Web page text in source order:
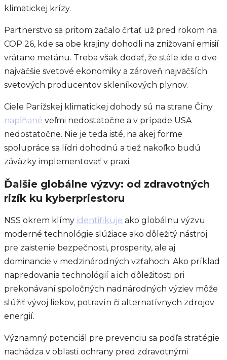
klimatickej krízy.
Partnerstvo sa pritom začalo črtať už pred rokom na
COP 26, kde sa obe krajiny dohodli na znižovaní emisií
vrátane metánu. Treba však dodať, že stále ide o dve
najväčšie svetové ekonomiky a zároveň najväčších
svetových producentov skleníkových plynov.
Ciele Parížskej klimatickej dohody sú na strane Číny
napĺňané veľmi nedostatočne a v prípade USA
nedostatočne. Nie je teda isté, na akej forme
spolupráce sa lídri dohodnú a tiež nakoľko budú
záväzky implementovať v praxi.
Ďalšie globálne výzvy: od zdravotných
rizík ku kyberpriestoru
NSS okrem klímy identifikuje ako globálnu výzvu
moderné technológie slúžiace ako dôležitý nástroj
pre zaistenie bezpečnosti, prosperity, ale aj
dominancie v medzinárodných vzťahoch. Ako príklad
napredovania technológií a ich dôležitosti pri
prekonávaní spoločných nadnárodných výziev môže
slúžiť vývoj liekov, potravín či alternatívnych zdrojov
energií.
Významný potenciál pre prevenciu sa podľa stratégie
nachádza v oblasti ochrany pred zdravotnými